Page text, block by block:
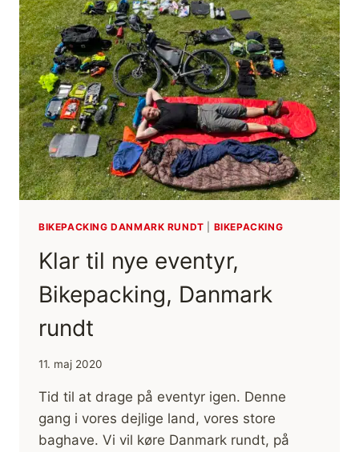
BIKEPACKING DANMARK RUNDT BIKEPACKING
Klar til nye eventyr,
Bikepacking, Danmark
rundt
11. maj 2020
Tid til at drage på eventyr igen. Denne
gang i vores dejlige land, vores store
baghave. Vi vil køre Danmark rundt, på